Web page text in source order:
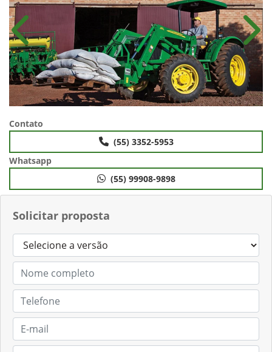
Solicitar proposta
Anterior
Contato
(55) 3352-5953
Whatsapp
(55) 99908-9898